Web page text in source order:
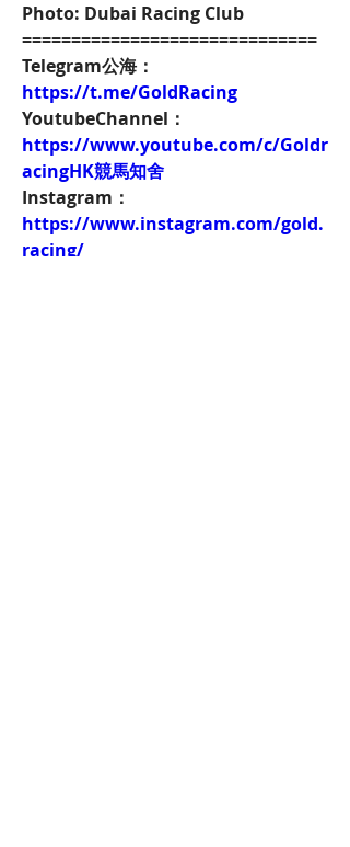
Photo: Dubai Racing Club
==============================
Telegram公海：
https://t.me/GoldRacing
YoutubeChannel：
https://www.youtube.com/c/Goldr
acingHK競馬知舍
Instagram：
https://www.instagram.com/gold.
racing/